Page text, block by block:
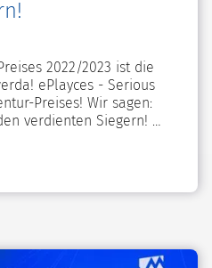
2022/2023 ist die
ePlayces - Serious
Preises! Wir sagen:
verdienten Siegern!